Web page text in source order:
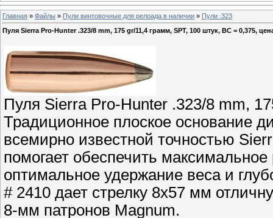
Главная » Файлы » Пули винтовочные для релоада в наличии » Пули .323
Пуля Sierra Pro-Hunter .323/8 mm, 175 gr/11,4 грамм, SPT, 100 штук, ВС = 0,375,
Пуля Sierra Pro-Hunter .323/8 mm,
Традиционное плоское основание
всемирно известной точностью
помогает обеспечить
оптимальное удержание веса и
# 2410 дает стрелку 8x57 мм
8-мм патронов Magnum.